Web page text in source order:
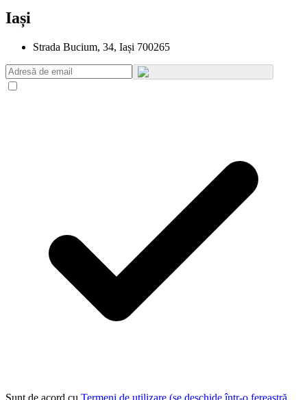
Iași
Strada Bucium, 34, Iași 700265